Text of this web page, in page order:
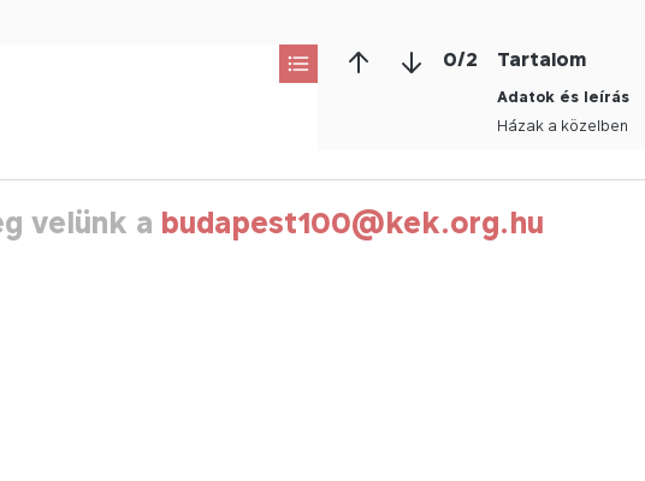
0/2 Tartalom
Adatok és leírás
Házak a közelben
velünk a budapest100@kek.org.hu